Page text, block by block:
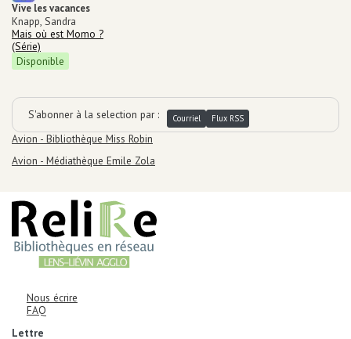
Vive les vacances
Auteur
Knapp, Sandra
Dans la série
Mais où est Momo ?
(Série)
Disponible
S'abonner à la selection par : Courriel Flux RSS
Emplacements
Avion - Bibliothèque Miss Robin
Avion - Médiathèque Emile Zola
AUTRES INFORMATIONS ET MENTIONS LÉGALES
Corps
Informations de contact
Nous écrire
FAQ
Corps
Lettre